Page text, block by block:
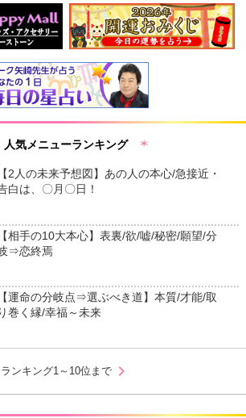
人気メニューランキング
【2人の未来予想図】あの人の本心/急接近・
白は、〇月〇日！
【相手の10大本心】表裏/欲/嘘/秘密/願望/分
⇒恋終焉
【運命の分岐点⇒選ぶべき道】本質/才能/取
り巻く縁/幸福～未来
ランキング1～10位まで chevron_right